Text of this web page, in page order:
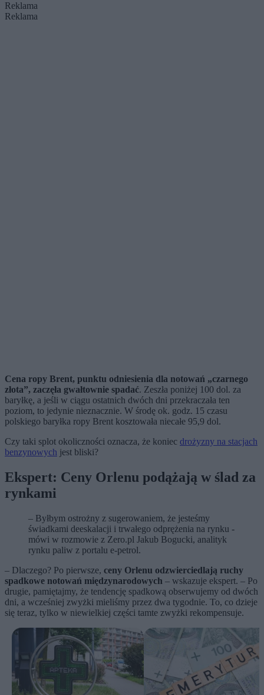
Reklama
Reklama
Cena ropy Brent, punktu odniesienia dla notowań „czarnego
złota”, zaczęła gwałtownie spadać. Zeszła poniżej 100 dol. za
baryłkę, a jeśli w ciągu ostatnich dwóch dni przekraczała ten
poziom, to jedynie nieznacznie. W środę ok. godz. 15 czasu
polskiego baryłka ropy Brent kosztowała niecałe 95,9 dol.
Czy taki splot okoliczności oznacza, że koniec drożyzny na stacjach
benzynowych jest bliski?
Ekspert: Ceny Orlenu podążają w ślad za
rynkami
– Byłbym ostrożny z sugerowaniem, że jesteśmy
świadkami deeskalacji i trwałego odprężenia na rynku -
mówi w rozmowie z Zero.pl Jakub Bogucki, analityk
rynku paliw z portalu e-petrol.
– Dlaczego? Po pierwsze, ceny Orlenu odzwierciedlają ruchy
spadkowe notowań międzynarodowych – wskazuje ekspert. – Po
drugie, pamiętajmy, że tendencję spadkową obserwujemy od dwóch
dni, a wcześniej zwyżki mieliśmy przez dwa tygodnie. To, co dzieje
się teraz, tylko w niewielkiej części tamte zwyżki rekompensuje.